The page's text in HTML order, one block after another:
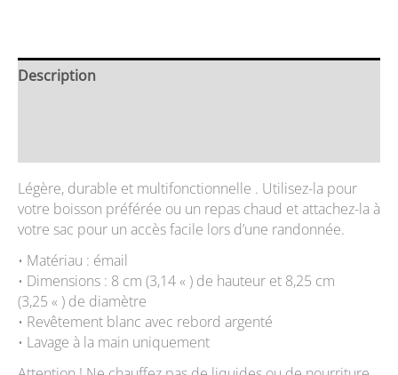
Description
Légère, durable et multifonctionnelle . Utilisez-la pour
votre boisson préférée ou un repas chaud et attachez-la à
votre sac pour un accès facile lors d’une randonnée.
• Matériau : émail
• Dimensions : 8 cm (3,14 « ) de hauteur et 8,25 cm
(3,25 « ) de diamètre
• Revêtement blanc avec rebord argenté
• Lavage à la main uniquement